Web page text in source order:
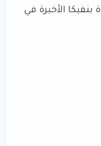
بنفيكا الأخيرة في